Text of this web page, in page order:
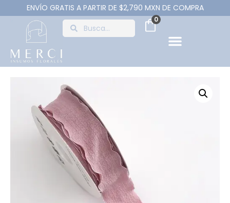
ENVÍO GRATIS A PARTIR DE $2,790 MXN DE COMPRA
0